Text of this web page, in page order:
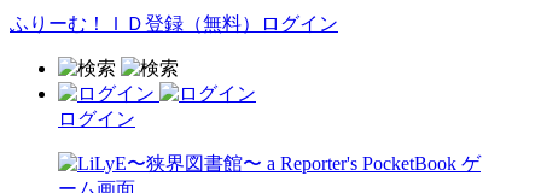
ふりーむ！ＩＤ登録（無料） ログイン
ログイン